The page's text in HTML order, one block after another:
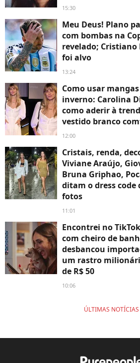
15:30
Meu Deus! Plano
com bombas na
revelado;
foi alvo
13:24
Como usar
inverno: Carolina
como aderir à
vestido branco
12:00
Cristais, renda,
Viviane Araújo,
Bruna Griphao,
ditam o dress code
fotos
11:01
Encontrei no
com cheiro de
desbancou
um rastro
de R$ 50
10:06
ÚLTIMAS NOTÍCIAS